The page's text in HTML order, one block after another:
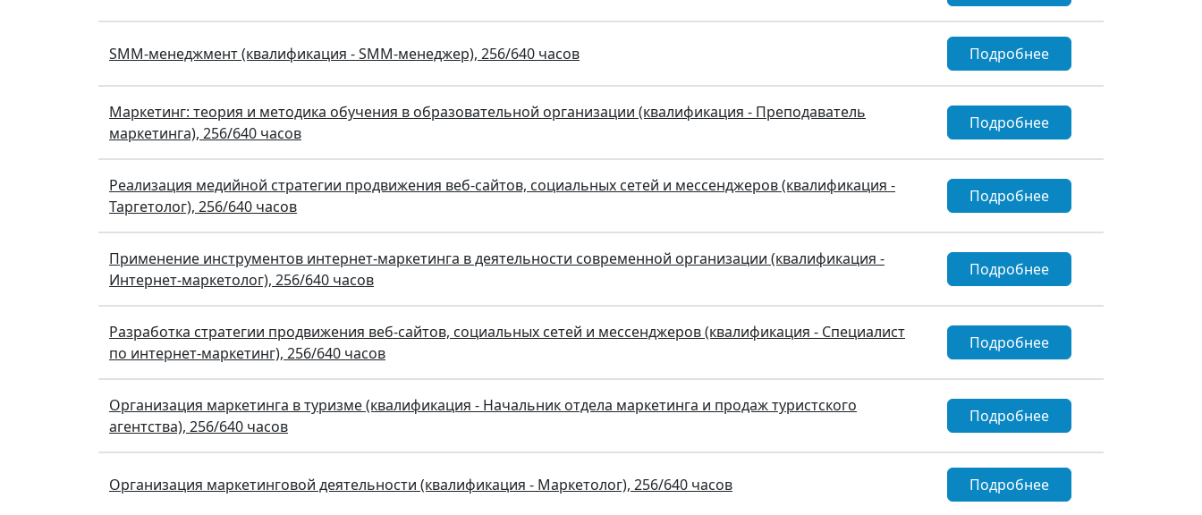
SMM-менеджмент (квалификация - SMM-менеджер), 256/640 часов Подробнее
Маркетинг: теория и методика обучения в образовательной организации (квалификация - Преподаватель
маркетинга), 256/640 часов
Подробнее
Реализация медийной стратегии продвижения веб-сайтов, социальных сетей и мессенджеров (квалификация -
Таргетолог), 256/640 часов
Подробнее
Применение инструментов интернет-маркетинга в деятельности современной организации (квалификация -
Интернет-маркетолог), 256/640 часов
Подробнее
Разработка стратегии продвижения веб-сайтов, социальных сетей и мессенджеров (квалификация - Специалист
по интернет-маркетинг), 256/640 часов
Подробнее
Организация маркетинга в туризме (квалификация - Начальник отдела маркетинга и продаж туристского
агентства), 256/640 часов
Подробнее
Организация маркетинговой деятельности (квалификация - Маркетолог), 256/640 часов Подробнее